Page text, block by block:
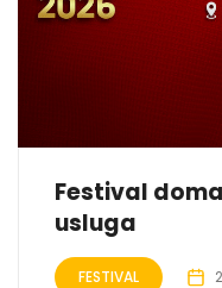
Festival
usluga
FESTIVAL